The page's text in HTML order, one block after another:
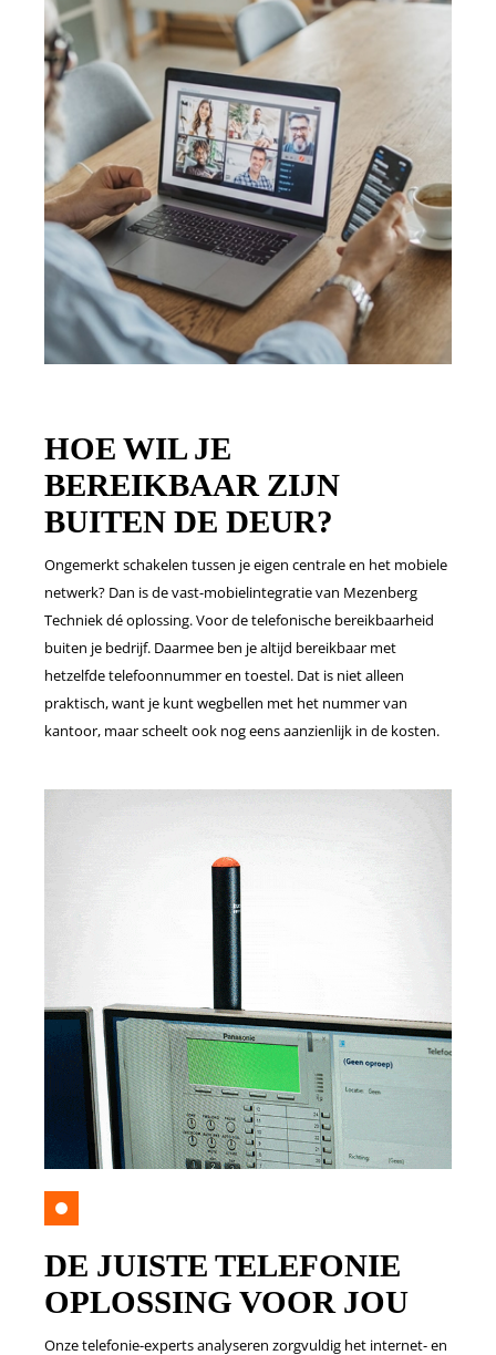
HOE WIL JE
BEREIKBAAR ZIJN
BUITEN DE DEUR?
Ongemerkt schakelen tussen je eigen centrale en het mobiele
netwerk? Dan is de vast-mobielintegratie van Mezenberg
Techniek dé oplossing. Voor de telefonische bereikbaarheid
buiten je bedrijf. Daarmee ben je altijd bereikbaar met
hetzelfde telefoonnummer en toestel. Dat is niet alleen
praktisch, want je kunt wegbellen met het nummer van
kantoor, maar scheelt ook nog eens aanzienlijk in de kosten.
DE JUISTE TELEFONIE
OPLOSSING VOOR JOU
Onze telefonie-experts analyseren zorgvuldig het internet- en